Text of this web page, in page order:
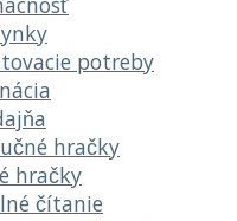
potreby
hračky
hračky
čítanie